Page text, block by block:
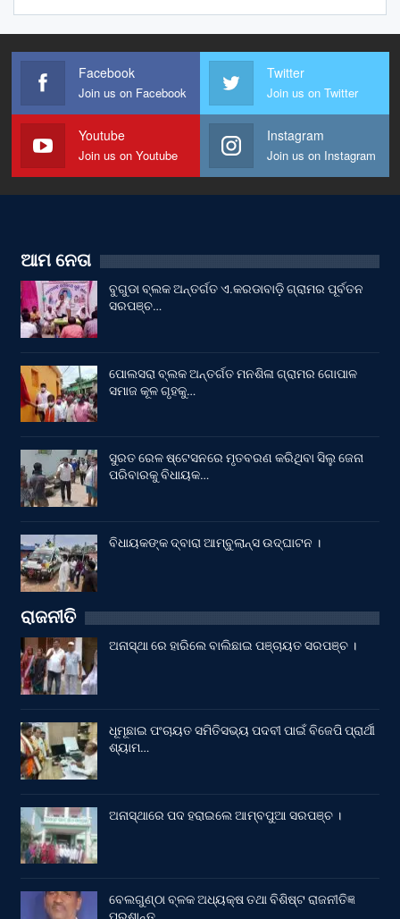
Facebook
Join us on Facebook
Twitter
Join us on Twitter
Youtube
Join us on Youtube
Instagram
Join us on Instagram
ଆମ ନେତା
ବୁଗୁଡା ବ୍ଲକ ଅନ୍ତର୍ଗତ ଏ.କରଡାବାଡ଼ି ଗ୍ରାମର ପୂର୍ବତନ
ସରପଞ୍ଚ…
ପୋଲସରା ବ୍ଲକ ଅନ୍ତର୍ଗତ ମନଶିଳା ଗ୍ରାମର ଗୋପାଳ
ସମାଜ କୂଳ ଗୃହକୁ…
ସୁରତ ରେଳ ଷ୍ଟେସନରେ ମୃତବରଣ କରିଥିବା ସିଲୁ ଜେନା
ପରିବାରକୁ ବିଧାୟକ…
ବିଧାୟକଙ୍କ ଦ୍ବାରା ଆମ୍ବୁଲାନ୍ସ ଉଦ୍‌ଘାଟନ ।
ରାଜନୀତି
ଅନାସ୍ଥା ରେ ହାରିଲେ ବାଲିଛାଇ ପଞ୍ଚାୟତ ସରପଞ୍ଚ ।
ଧୂମୂଛାଇ ପଂଚାୟତ ସମିତିସଭ୍ୟ ପଦବୀ ପାଇଁ ବିଜେପି ପ୍ରାର୍ଥୀ
ଶ୍ୟାମ…
ଅନାସ୍ଥାରେ ପଦ ହରାଇଲେ ଆମ୍ବପୁଆ ସରପଞ୍ଚ ।
ବେଲଗୁଣ୍ଠା ବ୍ଳକ ଅଧ୍ୟକ୍ଷ ତଥା ବିଶିଷ୍ଟ ରାଜନୀତିଜ୍ଞ